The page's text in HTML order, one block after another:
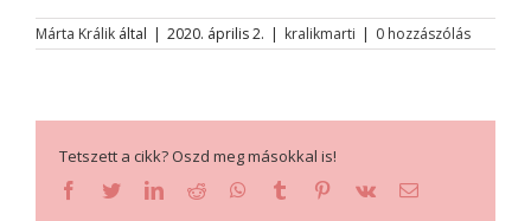
Márta Králik által | 2020. április 2. | kralikmarti | 0 hozzászólás
Tetszett a cikk? Oszd meg másokkal is!
facebook
twitterlinkedinreddit whatsapp
tumblr pinterest
vk Email: